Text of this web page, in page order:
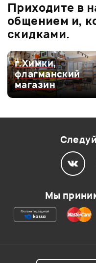
Оценка1
Мой отзыв о
Ваша оценка:
Впечатления о
Приходите в
общением и,
скидками.
г.Химки,
флагманский
магазин
Мы